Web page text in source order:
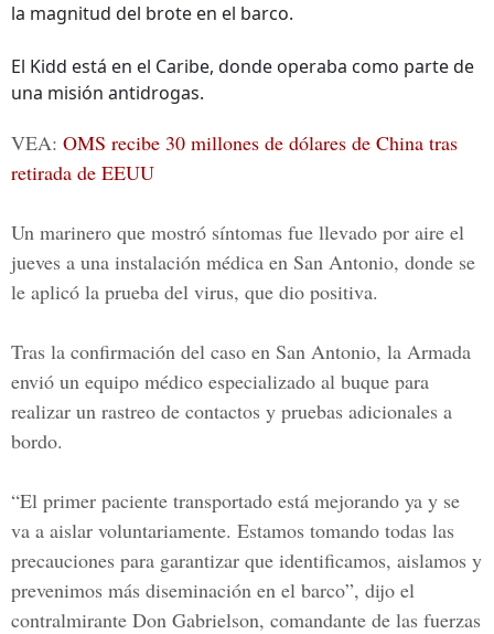
la magnitud del brote en el barco.
El Kidd está en el Caribe, donde operaba como parte de
una misión antidrogas.
VEA: OMS recibe 30 millones de dólares de China tras
retirada de EEUU
Un marinero que mostró síntomas fue llevado por aire el
jueves a una instalación médica en San Antonio, donde se
le aplicó la prueba del virus, que dio positiva.
Tras la confirmación del caso en San Antonio, la Armada
envió un equipo médico especializado al buque para
realizar un rastreo de contactos y pruebas adicionales a
bordo.
“El primer paciente transportado está mejorando ya y se
va a aislar voluntariamente. Estamos tomando todas las
precauciones para garantizar que identificamos, aislamos y
prevenimos más diseminación en el barco”, dijo el
contralmirante Don Gabrielson, comandante de las fuerzas